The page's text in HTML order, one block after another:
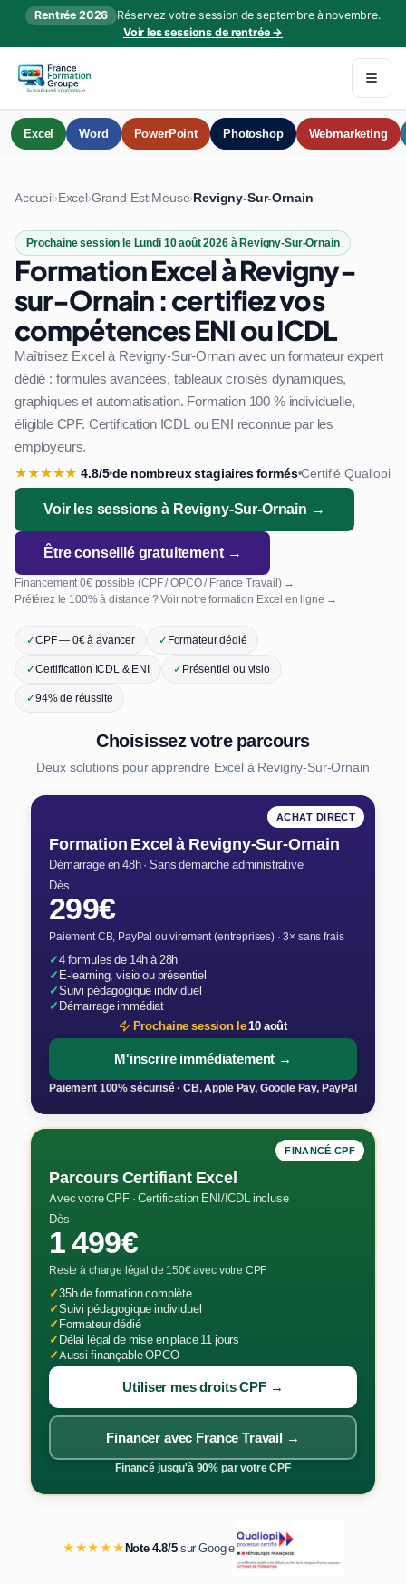
Rentrée 2026
Réservez votre session de septembre à novembre.
Voir les sessions de rentrée →
Excel Word PowerPoint Photoshop Webmarketing
Accueil›Excel›Grand Est›Meuse›Revigny-Sur-Ornain
Prochaine session le Lundi 10 août 2026 à Revigny-Sur-Ornain
Formation Excel à Revigny-
sur-Ornain : certifiez vos
compétences ENI ou ICDL
Maîtrisez Excel à Revigny-Sur-Ornain avec un formateur expert
dédié : formules avancées, tableaux croisés dynamiques,
graphiques et automatisation. Formation 100 % individuelle,
éligible CPF. Certification ICDL ou ENI reconnue par les
employeurs.
★★★★★ 4.8/5•de nombreux stagiaires formés•Certifié Qualiopi
Voir les sessions à Revigny-Sur-Ornain →
Être conseillé gratuitement →
Financement 0€ possible (CPF / OPCO / France Travail) →
Préférez le 100% à distance ? Voir notre formation Excel en ligne →
✓CPF — 0€ à avancer ✓Formateur dédié
✓Certification ICDL & ENI ✓Présentiel ou visio
✓94% de réussite
Choisissez votre parcours
Deux solutions pour apprendre Excel à Revigny-Sur-Ornain
ACHAT DIRECT
Formation Excel à Revigny-Sur-Ornain
Démarrage en 48h · Sans démarche administrative
Dès
299€
Paiement CB, PayPal ou virement (entreprises) · 3× sans frais
✓4 formules de 14h à 28h
✓E-learning, visio ou présentiel
✓Suivi pédagogique individuel
✓Démarrage immédiat
Prochaine session le10 août
M'inscrire immédiatement →
Paiement 100% sécurisé · CB, Apple Pay, Google Pay, PayPal
FINANCÉ CPF
Parcours Certifiant Excel
Avec votre CPF · Certification ENI/ICDL incluse
Dès
1 499€
Reste à charge légal de 150€ avec votre CPF
✓35h de formation complète
✓Suivi pédagogique individuel
✓Formateur dédié
✓Délai légal de mise en place 11 jours
✓Aussi finançable OPCO
Utiliser mes droits CPF →
Financer avec France Travail →
Financé jusqu'à 90% par votre CPF
★★★★★Note 4.8/5sur Google